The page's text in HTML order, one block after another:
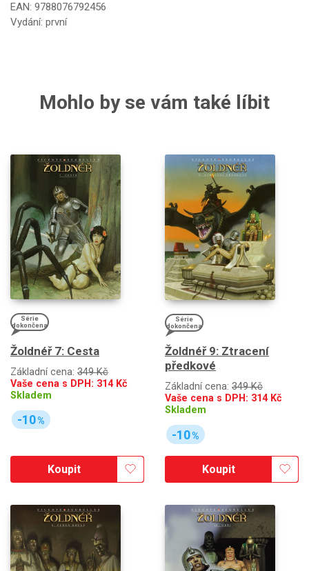
EAN: 9788076792456
Vydání: první
Mohlo by se vám také líbit
Série
dokončena
Žoldnéř 7: Cesta
Základní cena: 349 Kč
Vaše cena s DPH: 314Kč
Skladem
-10%
Koupit
Série
dokončena
Žoldnéř 9: Ztracení
předkové
Základní cena: 349 Kč
Vaše cena s DPH: 314Kč
Skladem
-10%
Koupit